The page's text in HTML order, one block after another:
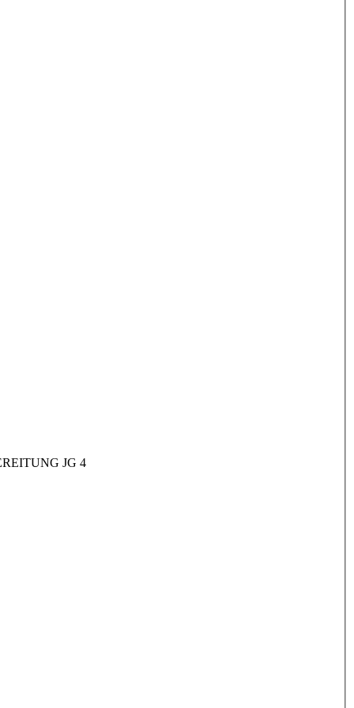
JG 4